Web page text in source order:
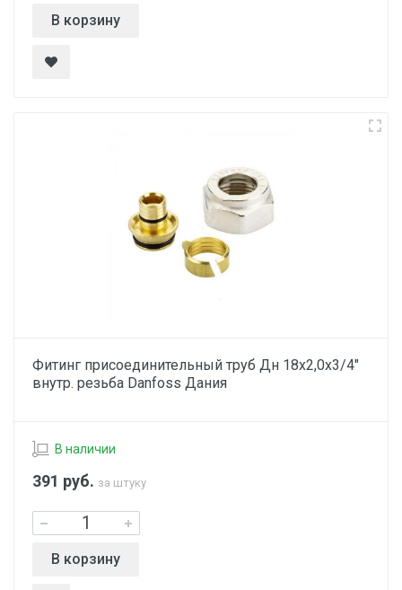
В корзину
Фитинг присоединительный труб Дн 18х2,0х3/4"
внутр. резьба Danfoss Дания
В наличии
391 руб. за штуку
В корзину